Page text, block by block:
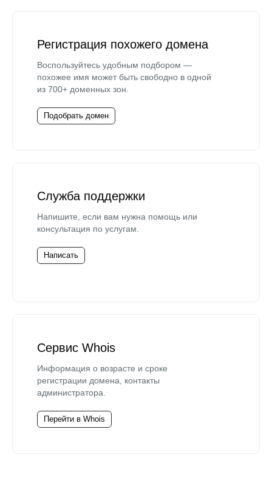
Регистрация похожего домена
Воспользуйтесь удобным подбором —
похожее имя может быть свободно в одной
из 700+ доменных зон.
Подобрать домен
Служба поддержки
Напишите, если вам нужна помощь или
консультация по услугам.
Написать
Сервис Whois
Информация о возрасте и сроке
регистрации домена, контакты
администратора.
Перейти в Whois